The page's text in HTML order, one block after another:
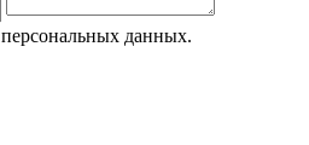
данных.